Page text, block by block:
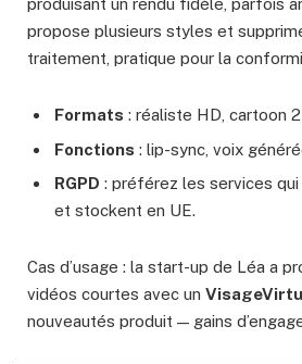
produisant un rendu fidèle, parfois
propose plusieurs styles et
traitement, pratique pour la
Formats : réaliste HD, cartoon
Fonctions : lip-sync, voix
RGPD : préférez les services
et stockent en UE.
Cas d’usage : la start-up de Léa a
vidéos courtes avec un
nouveautés produit — gains